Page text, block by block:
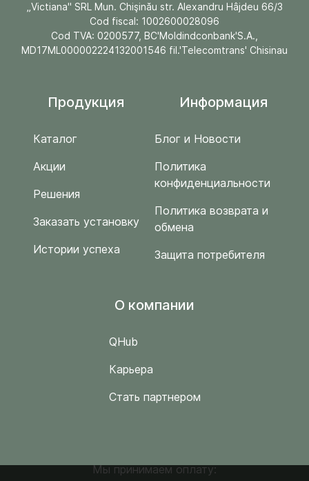
„Victiana" SRL Mun. Chişinău str. Alexandru Hâjdeu 66/3
Cod fiscal: 1002600028096
Cod TVA: 0200577, BC'Moldindconbank'S.A.,
MD17ML000002224132001546 fil.'Telecomtrans' Chisinau
Продукция
Каталог
Акции
Решения
Заказать установку
Истории успеха
Информация
Блог и Новости
Политика
конфиденциальности
Политика возврата и
обмена
Защита потребителя
O компании
QHub
Карьера
Стать партнером
Мы принимаем оплату: